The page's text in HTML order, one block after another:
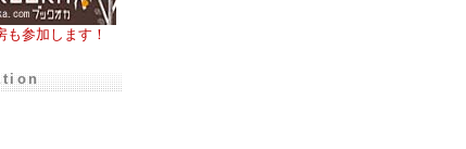
も参加します！